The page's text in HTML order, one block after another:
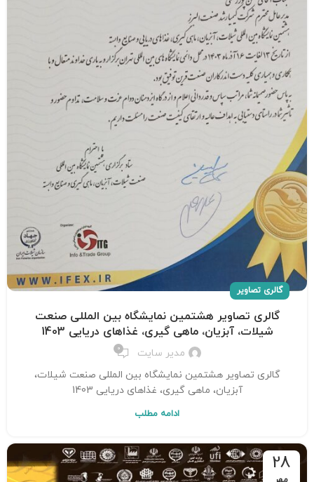
گالری تصاویر
گالری تصاویر هشتمین نمایشگاه بین المللی صنعت
شیلات، آبزیان، ماهی گیری، غذاهای دریایی 1403
مدیر سایت 0
گالری تصاویر هشتمین نمایشگاه بین المللی صنعت شیلات،
آبزیان، ماهی گیری، غذاهای دریایی 1403
ادامه مطلب
28